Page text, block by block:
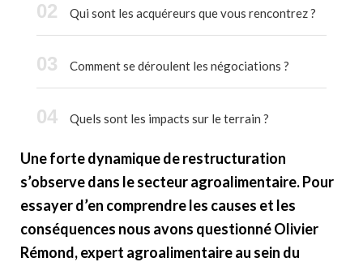
Qui sont les acquéreurs que vous rencontrez ?
Comment se déroulent les négociations ?
Quels sont les impacts sur le terrain ?
Une forte dynamique de restructuration
s’observe dans le secteur agroalimentaire. Pour
essayer d’en comprendre les causes et les
conséquences nous avons questionné Olivier
Rémond, expert agroalimentaire au sein du